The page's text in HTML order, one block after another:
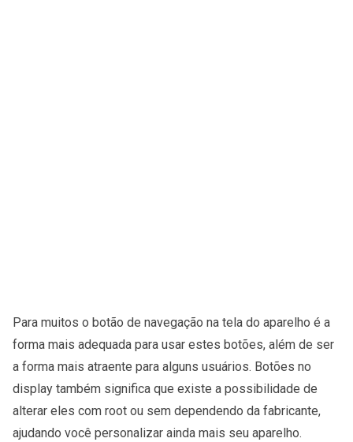
Para muitos o botão de navegação na tela do aparelho é a
forma mais adequada para usar estes botões, além de ser
a forma mais atraente para alguns usuários. Botões no
display também significa que existe a possibilidade de
alterar eles com root ou sem dependendo da fabricante,
ajudando você personalizar ainda mais seu aparelho.